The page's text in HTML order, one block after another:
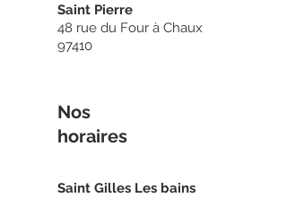
Saint Pierre
48 rue du Four à Chaux
97410
Nos
horaires
Saint Gilles Les bains